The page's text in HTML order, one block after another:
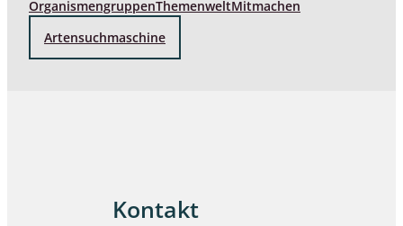
OrganismengruppenThemenweltMitmachen
Artensuchmaschine
Kontakt